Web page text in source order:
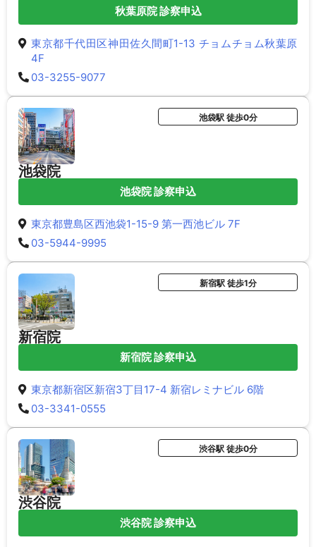
秋葉原院 診察申込
東京都千代田区神田佐久間町1-13 チョムチョム秋葉原
4F
03-3255-9077
池袋院
池袋駅 徒歩0分
池袋院 診察申込
東京都豊島区西池袋1-15-9 第一西池ビル 7F
03-5944-9995
新宿院
新宿駅 徒歩1分
新宿院 診察申込
東京都新宿区新宿3丁目17-4 新宿レミナビル 6階
03-3341-0555
渋谷院
渋谷駅 徒歩0分
渋谷院 診察申込